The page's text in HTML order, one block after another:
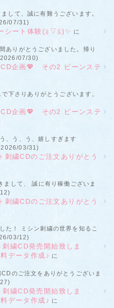
して、誠に有難うございます。
07/31)
シート体験(≧▽≦)✨ に
ありがとうございました。帰り
07/30)
企画💖 その2 ビーンステ
下さりありがとうございます。
企画💖 その2 ビーンステ
、う、う、嬉しすぎます
03/31)
繍CDのご注文ありがとう
まして、 誠に有り稼働ございま
繍CDのご注文ありがとう
た！ ミシン刺繍の世界を知るこ
03/12)
繍CD発売開始致しま
データ作成♪ に
のご注文をありがとうございま
繍CD発売開始致しま
データ作成♪ に